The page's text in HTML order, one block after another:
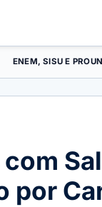
ENEM, SISU E
por